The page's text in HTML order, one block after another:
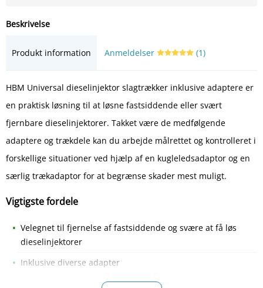
Beskrivelse
Produkt information Anmeldelser (1)
HBM Universal dieselinjektor slagtrækker inklusive adaptere er
en praktisk løsning til at løsne fastsiddende eller svært
fjernbare dieselinjektorer. Takket være de medfølgende
adaptere og trækdele kan du arbejde målrettet og kontrolleret i
forskellige situationer ved hjælp af en kugleledsadaptor og en
særlig trækadaptor for at begrænse skader mest muligt.
Vigtigste fordele
Velegnet til fjernelse af fastsiddende og svære at få løs
dieselinjektorer
Inklusive diverse adapter